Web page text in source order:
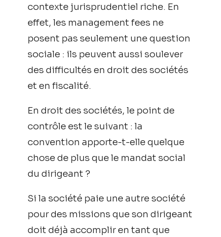
contexte jurisprudentiel riche. En
effet, les management fees ne
posent pas seulement une question
sociale : ils peuvent aussi soulever
des difficultés en droit des sociétés
et en fiscalité.
En droit des sociétés, le point de
contrôle est le suivant : la
convention apporte-t-elle quelque
chose de plus que le mandat social
du dirigeant ?
Si la société paie une autre société
pour des missions que son dirigeant
doit déjà accomplir en tant que